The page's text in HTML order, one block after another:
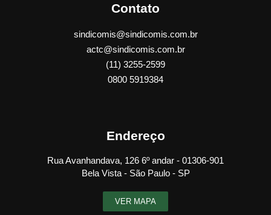
Contato
sindicomis@sindicomis.com.br
actc@sindicomis.com.br
(11) 3255-2599
0800 5919384
Endereço
Rua Avanhandava, 126 6º andar - 01306-901
Bela Vista - São Paulo - SP
VER MAPA